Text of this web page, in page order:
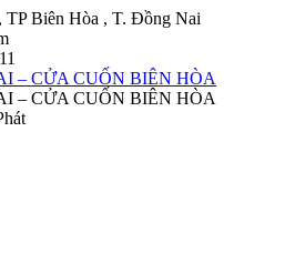
TP Biên Hòa , T. Đồng Nai